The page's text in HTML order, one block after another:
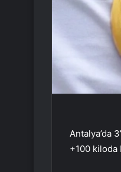
Antalya’da
+100 kiloda